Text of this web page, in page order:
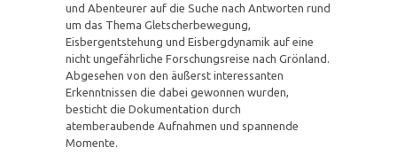
und Abenteurer auf die Suche nach Antworten rund
um das Thema Gletscherbewegung,
Eisbergentstehung und Eisbergdynamik auf eine
nicht ungefährliche Forschungsreise nach Grönland.
Abgesehen von den äußerst interessanten
Erkenntnissen die dabei gewonnen wurden,
besticht die Dokumentation durch
atemberaubende Aufnahmen und spannende
Momente.